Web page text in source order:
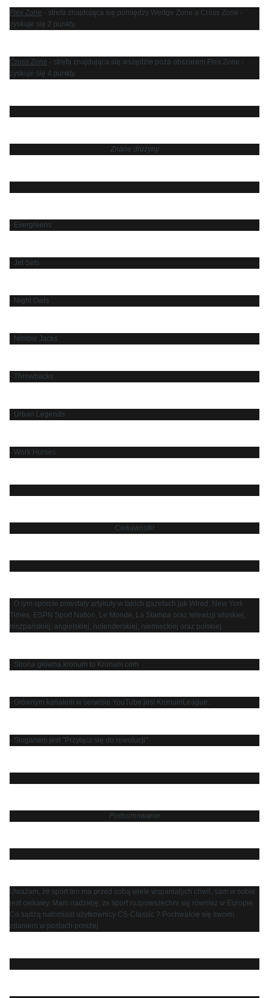
Flex Zone - strefa znajdująca się pomiędzy Wedge Zone a Cross Zone -
zyskuje się 2 punkty.
Cross Zone - strefa znajdująca się wszędzie poza obszarem Flex Zone -
zyskuje się 4 punkty.
Znane drużyny
- Evergreens
- Jet Sets
- Night Owls
- Nimble Jacks
- Throwbacks
- Urban Legends
- Work Horses
Ciekawostki
- O tym sporcie powstały artykuły w takich gazetach jak Wired, New York
Times, ESPN Sport Nation, Le Monde, La Stampa oraz telewizji włoskiej,
hiszpańskiej, angielskiej, holenderskiej, niemieckiej oraz polskiej.
- Strona główna kronum to Kronum.com
- Głównym kanałem w serwisie YouTube jest KronumLeague.
- Sloganem jest "Przyłącz się do rewolucji"
Podsumowanie
Uważam, że sport ten ma przed sobą wiele wspaniałych chwil, sam w sobie
jest ciekawy. Mam nadzieję, że sport rozpowszechni się również w Europie.
Co sądzą natomiast użytkownicy CS-Classic ? Pochwalcie się swoim
zdaniem w postach poniżej.